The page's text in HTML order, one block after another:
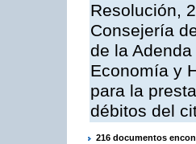
Resolución,
Consejería
de la
Economía y
para la
débitos del
216 documentos